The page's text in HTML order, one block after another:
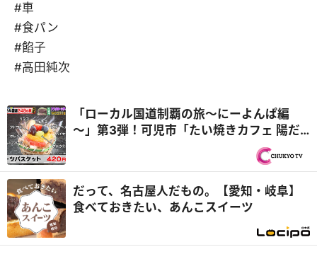
#車
#食パン
#餡子
#高田純次
「ローカル国道制覇の旅～にーよんぱ編
～」第3弾！可児市「たい焼きカフェ 陽だ
まり」バリエーション豊富なアレンジたい
焼き！＆岐阜市「金生堂」お値打ちなスイ
ルド）』
だって、名古屋人だもの。【愛知・岐阜】
食べておきたい、あんこスイーツ